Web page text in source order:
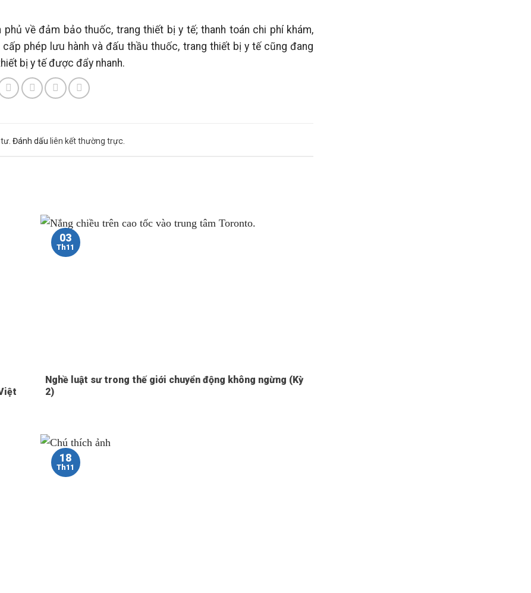
về đảm bảo thuốc, trang thiết bị y tế; thanh toán chi phí khám,
phép lưu hành và đấu thầu thuốc, trang thiết bị y tế cũng đang
bị y tế được đẩy nhanh.
tư. Đánh dấu liên kết thường trực.
Nghề luật sư trong thế giới chuyển động không ngừng (Kỳ
2)
03
Th11
18
Th11